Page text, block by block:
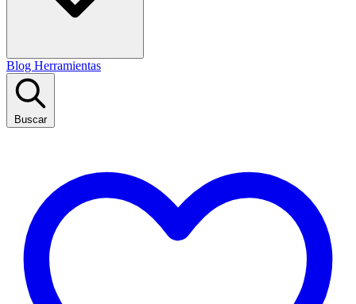
Blog Herramientas
Buscar